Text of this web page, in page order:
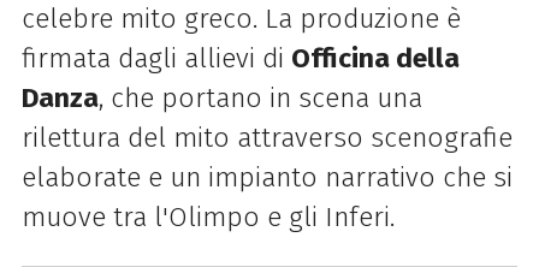
celebre mito greco. La produzione è
firmata dagli allievi di Officina della
Danza, che portano in scena una
rilettura del mito attraverso scenografie
elaborate e un impianto narrativo che si
muove tra l'Olimpo e gli Inferi.